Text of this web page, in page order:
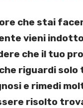
che stai
vieni
che il tuo
riguardi solo
e rimedi
risolto